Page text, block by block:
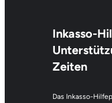
Inkasso-
Zeiten
Das Inkasso-